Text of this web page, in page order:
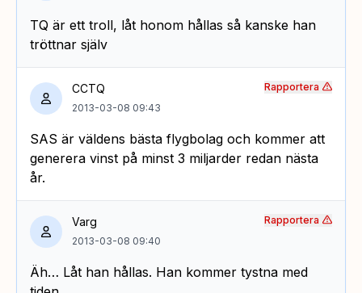
TQ är ett troll, låt honom hållas så kanske han
tröttnar själv
CCTQ
2013-03-08 09:43
SAS är väldens bästa flygbolag och kommer att
generera vinst på minst 3 miljarder redan nästa
år.
Rapportera
Varg
2013-03-08 09:40
Äh… Låt han hållas. Han kommer tystna med
Rapportera